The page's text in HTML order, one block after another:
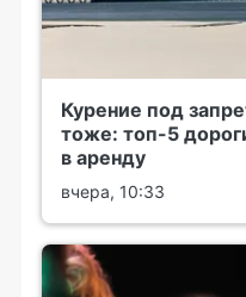
Курение под
тоже: топ-5
в аренду
вчера, 10:33